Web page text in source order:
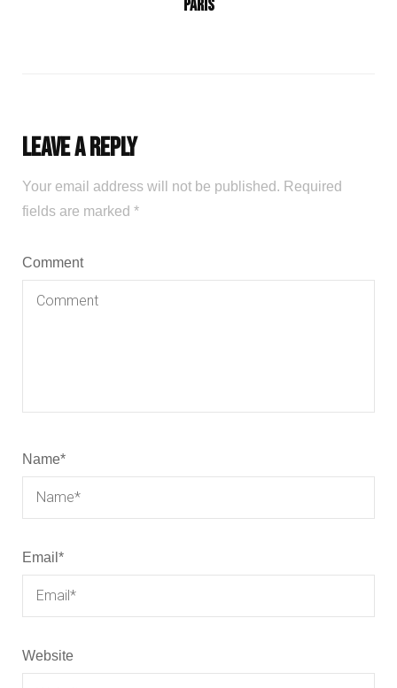
Paris
Leave a Reply
Your email address will not be published. Required
fields are marked *
Comment
Name*
Email *
Website